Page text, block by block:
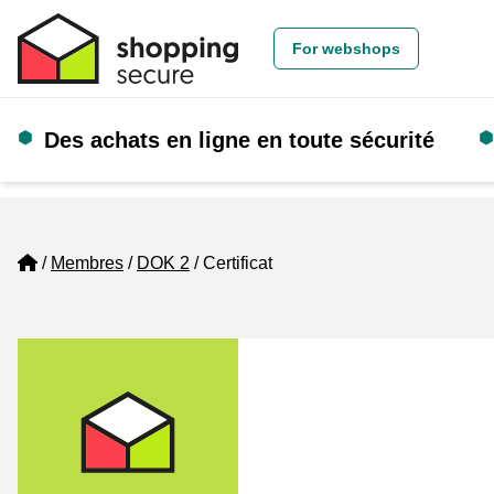
For webshops
Des achats en ligne en toute sécurité
Home
Membres DOK 2 Certificat